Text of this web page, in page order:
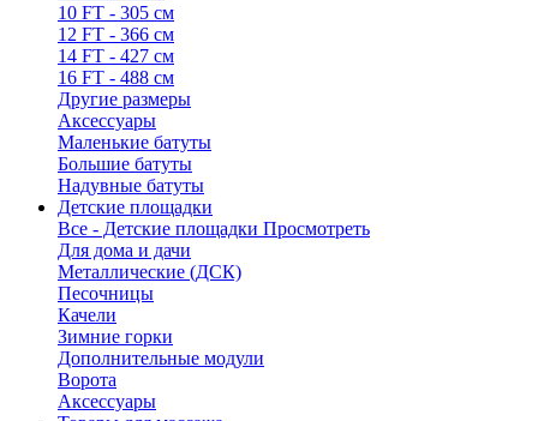
10 FT - 305 см
12 FT - 366 см
14 FT - 427 см
16 FT - 488 см
Другие размеры
Аксессуары
Маленькие батуты
Большие батуты
Надувные батуты
Детские площадки
Все - Детские площадки Просмотреть
Для дома и дачи
Металлические (ДСК)
Песочницы
Качели
Зимние горки
Дополнительные модули
Ворота
Аксессуары